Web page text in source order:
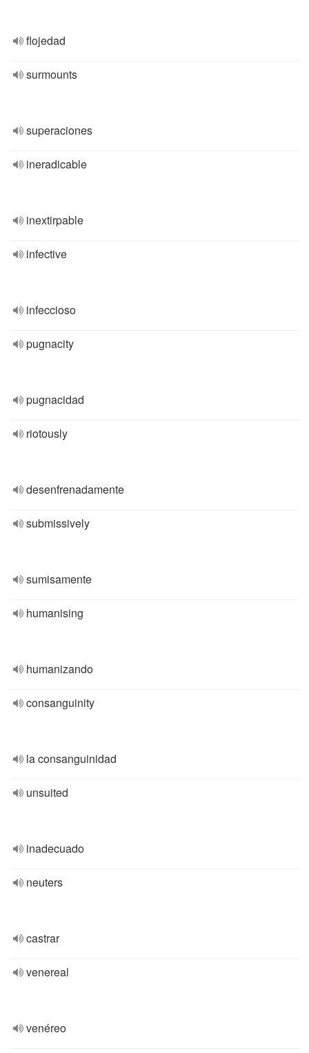
flojedad
surmounts
superaciones
ineradicable
inextirpable
infective
infeccioso
pugnacity
pugnacidad
riotously
desenfrenadamente
submissively
sumisamente
humanising
humanizando
consanguinity
la consanguinidad
unsuited
inadecuado
neuters
castrar
venereal
venéreo